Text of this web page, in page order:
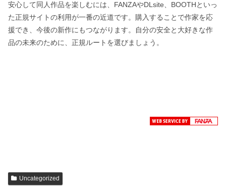
安心して同人作品を楽しむには、FANZAやDLsite、BOOTHといっ
た正規サイトの利用が一番の近道です。購入することで作家を応
援でき、今後の新作にもつながります。自分の安全と大好きな作
品の未来のために、正規ルートを選びましょう。
Uncategorized